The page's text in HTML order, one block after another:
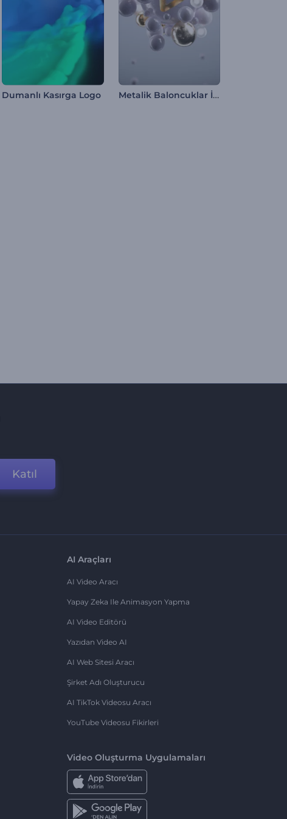
Dumanlı Kasırga Logo Metalik Baloncuklar İntro
Katıl
AI Araçları
AI Video Aracı
Yapay Zeka Ile Animasyon Yapma
AI Video Editörü
Yazıdan Video AI
AI Web Sitesi Aracı
Şirket Adı Oluşturucu
AI TikTok Videosu Aracı
YouTube Videosu Fikirleri
Video Oluşturma Uygulamaları